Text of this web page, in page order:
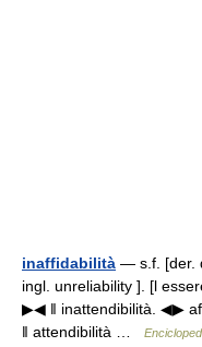
inaffidabilità — s.f. [der.
ingl. unreliability ]. [l
▶◀ ‖ inattendibilità. ◀▶
‖ attendibilità …